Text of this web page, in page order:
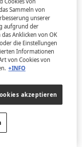
Sammeln von
unserer
aufgrund der
Anklicken von OK
die Einstellungen
Informationen
von Cookies von
+INFO
akzeptieren